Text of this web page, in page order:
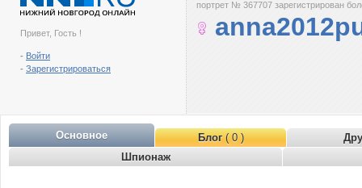
Привет, Гость !
- Войти
- Зарегистрироваться
портрет № 367707 зарегистрирован
Основное Блог( 0 )
Шпионаж